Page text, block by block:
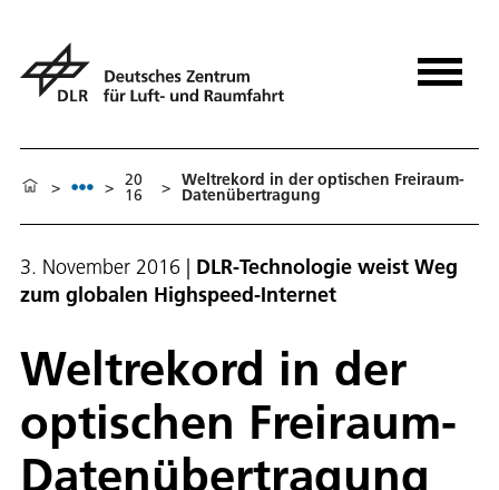
> > 20
16 > Weltrekord in der optischen Freiraum-
Datenübertragung
3. November 2016 | DLR-Technologie weist Weg
zum globalen Highspeed-Internet
Weltrekord in der
optischen Freiraum-
Datenübertragung